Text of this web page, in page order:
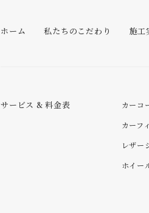
ホーム 私たちのこだわり 施工
サービス & 料金表
カーコ
カーフ
レザー
ホイー